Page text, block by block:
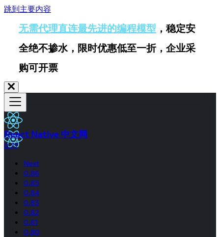
跳到主要内容
无需代理直连最先进的编程模型 ，稳定安
全绝不掺水，限时优惠低至一折，企业采
购可开票
React Native 中文网
0.77
Next
0.86
0.85
0.84
0.83
0.82
0.81
0.80